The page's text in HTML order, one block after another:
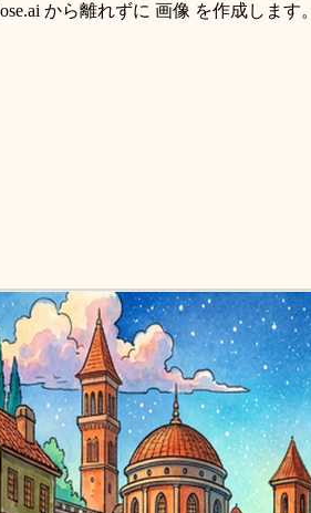
から離れずに 画像 を作成します。